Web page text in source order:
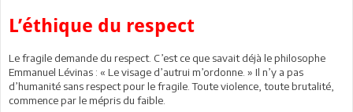
L’éthique du respect
Le fragile demande du respect. C’est ce que savait déjà le philosophe
Emmanuel Lévinas : « Le visage d’autrui m’ordonne. » Il n’y a pas
d’humanité sans respect pour le fragile. Toute violence, toute brutalité,
commence par le mépris du faible.